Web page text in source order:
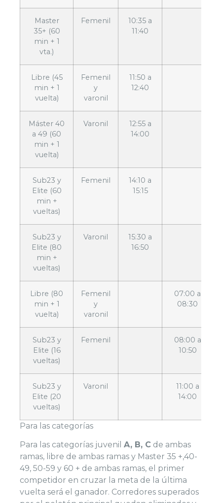
Master
35+ (60
min + 1
vta.)
Femenil
10:35 a
11:40
Libre (45
min + 1
vuelta)
Femenil
y
varonil
11:50 a
12:40
Máster 40
a 49 (60
min + 1
vuelta)
Varonil
12:55 a
14:00
Sub23 y
Elite (60
min +
vueltas)
Femenil
14:10 a
15:15
Sub23 y
Elite (80
min +
vueltas)
Varonil
15:30 a
16:50
Libre (80
min + 1
vuelta)
Femenil
y
varonil
07:00 a
08:30
Sub23 y
Elite (16
vueltas)
Femenil
08:00 a
10:50
Sub23 y
Elite (20
vueltas)
Varonil
11:00 a
14:00
Para las categorías
Para las categorías juvenil A, B, C de ambas
ramas, libre de ambas ramas y Master 35 +,40-
49, 50-59 y 60 + de ambas ramas, el primer
competidor en cruzar la meta de la última
vuelta será el ganador. Corredores superados